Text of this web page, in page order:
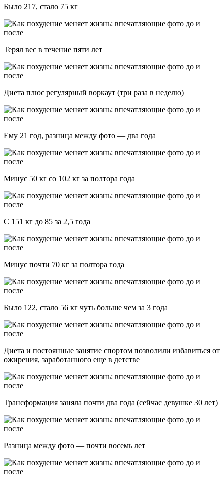
Было 217, стало 75 кг
Терял вес в течение пяти лет
Диета плюс регулярный воркаут (три раза в неделю)
Ему 21 год, разница между фото — два года
Минус 50 кг со 102 кг за полтора года
С 151 кг до 85 за 2,5 года
Минус почти 70 кг за полтора года
Было 122, стало 56 кг чуть больше чем за 3 года
Диета и постоянные занятие спортом позволили избавиться от
ожирения, заработанного еще в детстве
Трансформация заняла почти два года (сейчас девушке 30 лет)
Разница между фото — почти восемь лет